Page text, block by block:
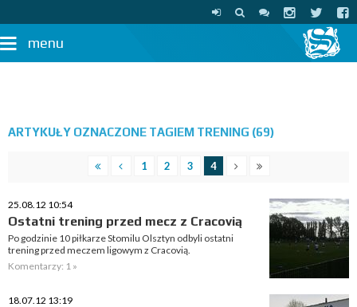
menu
ARTYKUŁY OZNACZONE TAGIEM TRENING (69)
1 2 3 4
25.08.12 10:54
Ostatni trening przed mecz z Cracovią
Po godzinie 10 piłkarze Stomilu Olsztyn odbyli ostatni
trening przed meczem ligowym z Cracovią.
Komentarzy: 1 »
18.07.12 13:19